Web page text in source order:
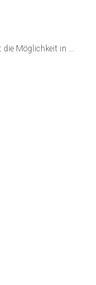
Möglichkeit in …